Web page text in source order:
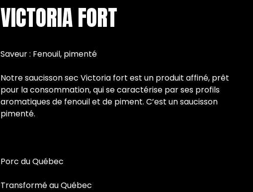
VICTORIA FORT
Saveur : Fenouil, pimenté
Notre saucisson sec Victoria fort est un produit affiné, prêt
pour la consommation, qui se caractérise par ses profils
aromatiques de fenouil et de piment. C’est un saucisson
pimenté.
Porc du Québec
Transformé au Québec